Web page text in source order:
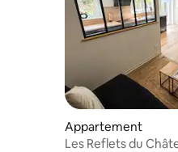
Appartement
Les Reflets du